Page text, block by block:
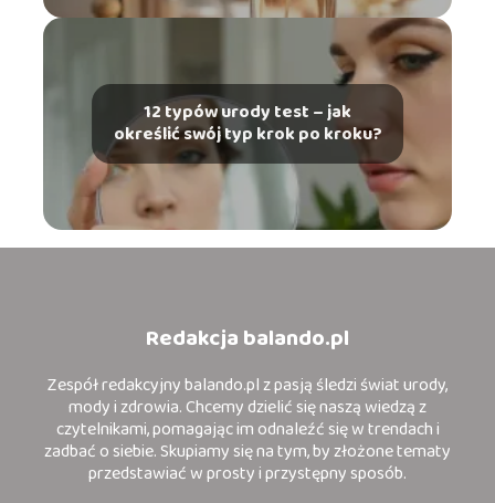
12 typów urody test – jak
określić swój typ krok po kroku?
Redakcja balando.pl
Zespół redakcyjny balando.pl z pasją śledzi świat urody,
mody i zdrowia. Chcemy dzielić się naszą wiedzą z
czytelnikami, pomagając im odnaleźć się w trendach i
zadbać o siebie. Skupiamy się na tym, by złożone tematy
przedstawiać w prosty i przystępny sposób.